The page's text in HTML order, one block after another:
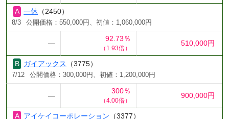
一休 （2450）
8/3 公開価格：550,000円、初値：1,060,000円
―
92.73％
（1.93倍）
510,000円
ガイアックス （3775）
7/12 公開価格：300,000円、初値：1,200,000円
―
300％
（4.00倍）
900,000円
アイケイコーポレーション （3377）